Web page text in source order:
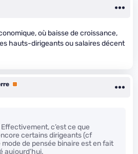
où baisse de croissance,
hauts-dirigeants ou salaires décent
Premium
c’est ce que
certains dirigeants (cf
de pensée binaire est en fait
aujourd’hui.